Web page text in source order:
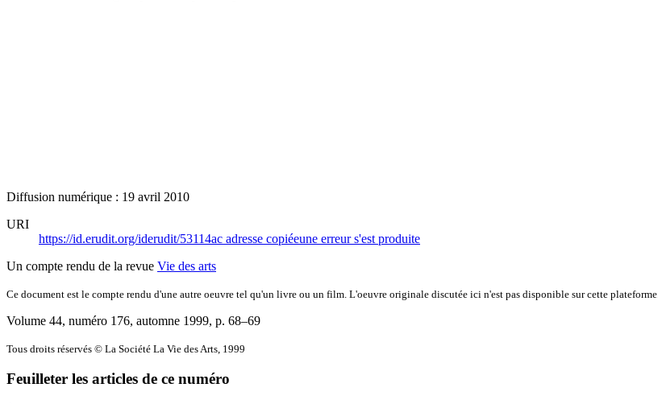
Diffusion numérique : 19 avril 2010
URI
https://id.erudit.org/iderudit/53114ac adresse copiéeune erreur s'est produite
Un compte rendu de la revue Vie des arts
Ce document est le compte rendu d'une autre oeuvre tel qu'un livre ou un film. L'oeuvre originale discutée ici n'est pas disponible sur cette plateforme.
Volume 44, numéro 176, automne 1999, p. 68–69
Tous droits réservés © La Société La Vie des Arts, 1999
Feuilleter les articles de ce numéro